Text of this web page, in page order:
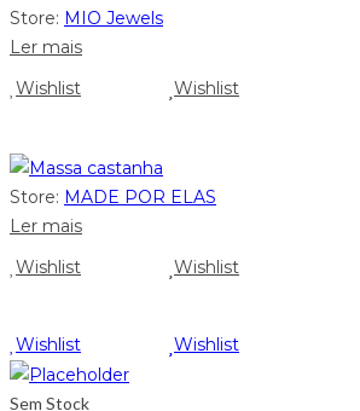
Store: MIO Jewels
Ler mais
Wishlist
Wishlist
Store: MADE POR ELAS
Ler mais
Wishlist
Wishlist
Wishlist
Wishlist
Sem Stock